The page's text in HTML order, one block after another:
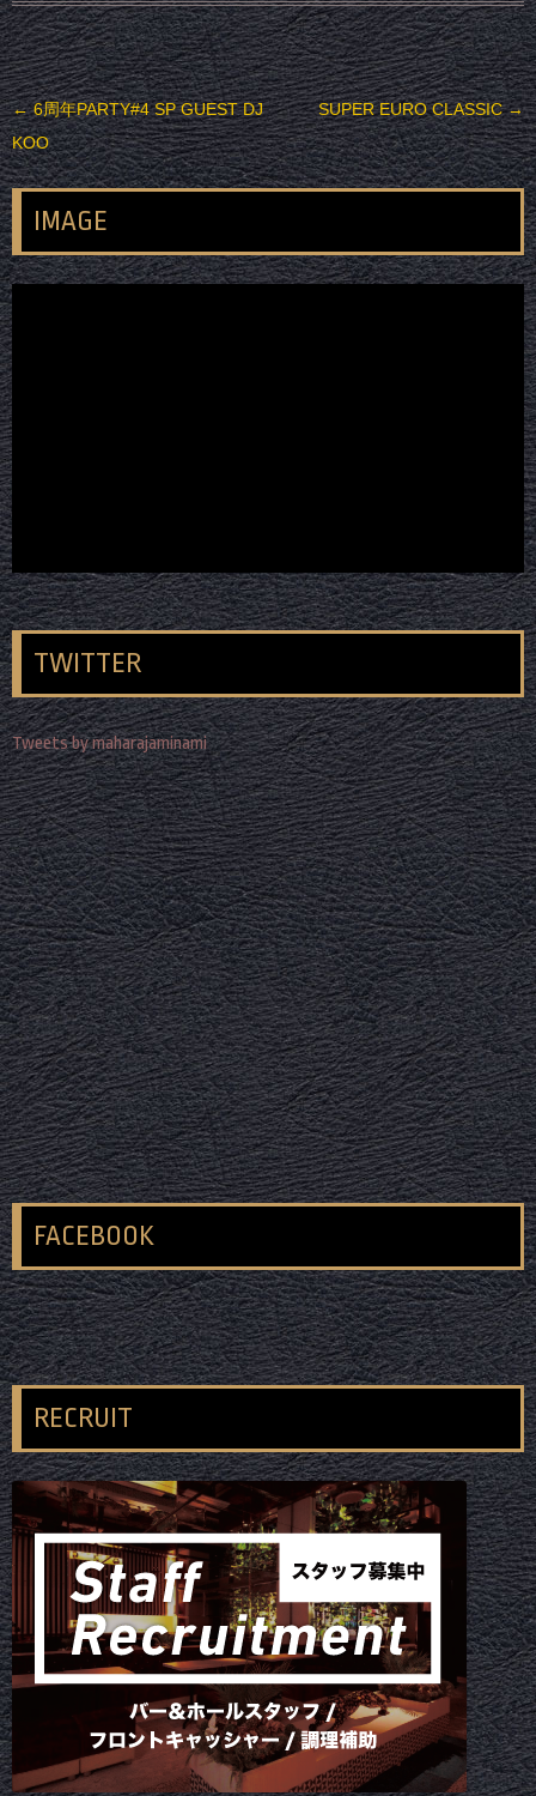
投稿ナビゲーション
←6周年PARTY#4 SP GUEST DJ
KOO
SUPER EURO CLASSIC→
IMAGE
TWITTER
Tweets by maharajaminami
FACEBOOK
RECRUIT